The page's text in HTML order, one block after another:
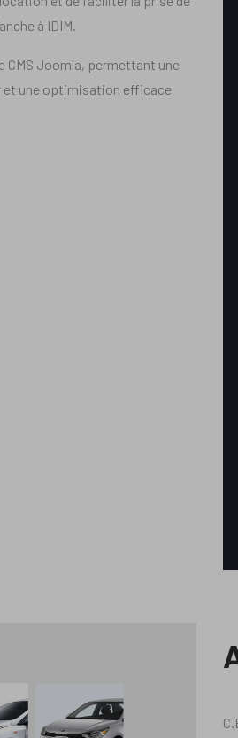
à IDIM.
CMS Joomla, permettant une
et une optimisation efficace